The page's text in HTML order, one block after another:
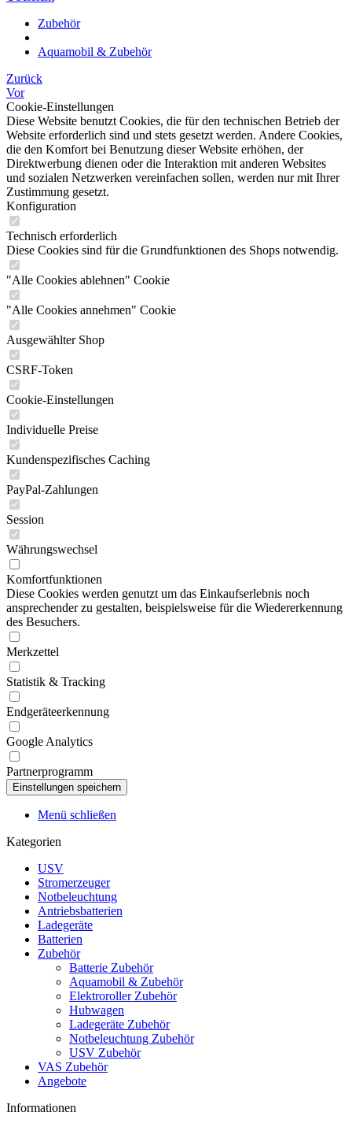
Zubehör
Aquamobil & Zubehör
Zurück
Vor
Cookie-Einstellungen
Diese Website benutzt Cookies, die für den technischen Betrieb der
Website erforderlich sind und stets gesetzt werden. Andere Cookies,
die den Komfort bei Benutzung dieser Website erhöhen, der
Direktwerbung dienen oder die Interaktion mit anderen Websites
und sozialen Netzwerken vereinfachen sollen, werden nur mit Ihrer
Zustimmung gesetzt.
Konfiguration
Technisch erforderlich
Diese Cookies sind für die Grundfunktionen des Shops notwendig.
"Alle Cookies ablehnen" Cookie
"Alle Cookies annehmen" Cookie
Ausgewählter Shop
CSRF-Token
Cookie-Einstellungen
Individuelle Preise
Kundenspezifisches Caching
PayPal-Zahlungen
Session
Währungswechsel
Komfortfunktionen
Diese Cookies werden genutzt um das Einkaufserlebnis noch
ansprechender zu gestalten, beispielsweise für die Wiedererkennung
des Besuchers.
Merkzettel
Statistik & Tracking
Endgeräteerkennung
Google Analytics
Partnerprogramm
Menü schließen
Kategorien
USV
Stromerzeuger
Notbeleuchtung
Antriebsbatterien
Ladegeräte
Batterien
Zubehör
Batterie Zubehör
Aquamobil & Zubehör
Elektroroller Zubehör
Hubwagen
Ladegeräte Zubehör
Notbeleuchtung Zubehör
USV Zubehör
VAS Zubehör
Angebote
Informationen